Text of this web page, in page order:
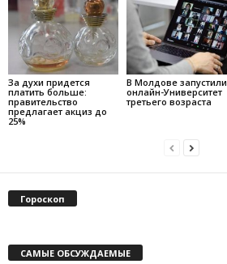
За духи придется
платить больше:
правительство
предлагает акциз до
25%
В Молдове запустили
онлайн-Университет
третьего возраста
Гороскоп
САМЫЕ ОБСУЖДАЕМЫЕ